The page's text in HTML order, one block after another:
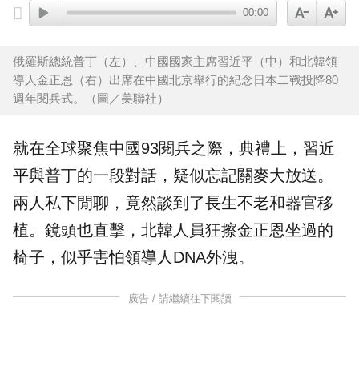
00:00
俄羅斯總統普丁（左）、中國國家主席習近平（中）和北韓領
導人金正恩（右）出席在中國北京舉行的紀念日本二戰投降80
週年閱兵式。（圖／美聯社）
就在全球聚焦中國93閱兵之際，典禮上， 習近
平與普丁的一段對話，疑似忘記關麥大放送。
兩人私下閒聊，竟然談到了長生不老和器官移
植。鏡頭也直擊，北韓人員狂擦金正恩坐過的
椅子，似乎害怕領導人DNA外洩。
廣告 / 請繼續往下閱讀